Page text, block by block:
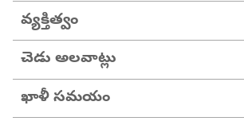
వ్యక్తిత్వం
చెడు అలవాట్లు
ఖాళీ సమయం